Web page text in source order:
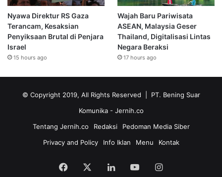
Nyawa Direktur RS Gaza
Terancam, Kesaksian
Penyiksaan Brutal di Penjara
Israel
15 hours ago
Wajah Baru Pariwisata
ASEAN, Malaysia Geser
Thailand, Digitalisasi Lintas
Negara Beraksi
17 hours ago
© Copyright 2019, All Rights Reserved | PT. Bening Suar
Komunika - Jernih.co
Tentang Jernih.co
Redaksi
Pedoman Media Siber
Privacy and Policy
Info Iklan Menu Kontak
Facebook LinkedInYouTubeInstagram